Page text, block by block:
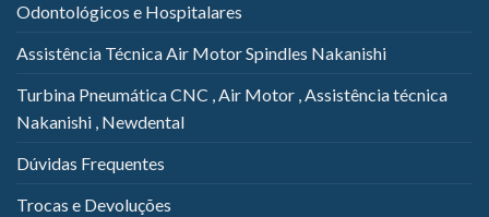
Odontológicos e Hospitalares
Assistência Técnica Air Motor Spindles Nakanishi
Turbina Pneumática CNC , Air Motor , Assistência técnica
Nakanishi , Newdental
Dúvidas Frequentes
Trocas e Devoluções